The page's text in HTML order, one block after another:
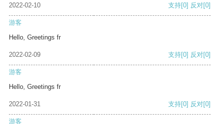
2022-02-10 支持[0] 反对[0]
游客
Hello, Greetings fr
2022-02-09 支持[0] 反对[0]
游客
Hello, Greetings fr
2022-01-31 支持[0] 反对[0]
游客